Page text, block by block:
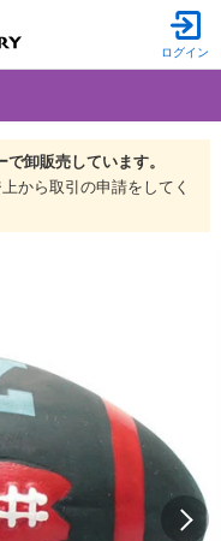
ログイン
で卸販売しています。
から取引の申請をしてく